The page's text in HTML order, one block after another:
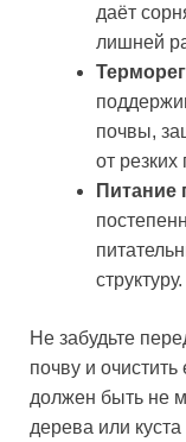
даёт
лишней
почвы,
от
Питание
структуру.
Не забудьте
почву и
должен быть не
дерева или